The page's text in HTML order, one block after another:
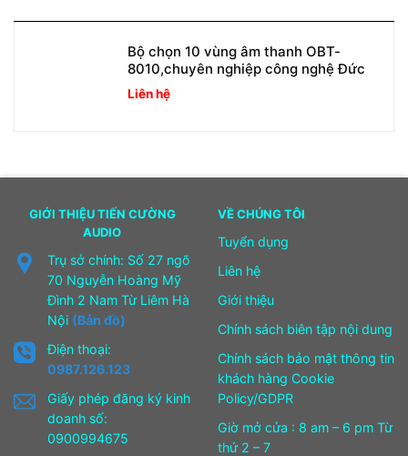
Bộ chọn 10 vùng âm thanh OBT-
8010,chuyên nghiệp công nghệ Đức
Liên hệ
GIỚI THIỆU TIẾN CƯỜNG
AUDIO
Trụ sở chính: Số 27 ngõ
70 Nguyễn Hoàng Mỹ
Đình 2 Nam Từ Liêm Hà
Nội (Bản đồ)
Điện thoại:
0987.126.123
Giấy phép đăng ký kinh
doanh số:
0900994675
VỀ CHÚNG TÔI
Tuyển dụng
Liên hệ
Giới thiệu
Chính sách biên tập nội dung
Chính sách bảo mật thông tin
khách hàng Cookie
Policy/GDPR
Giờ mở cửa : 8 am – 6 pm Từ
thứ 2 – 7